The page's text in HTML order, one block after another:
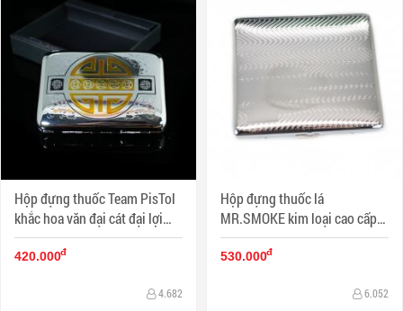
Hộp đựng thuốc Team PisTol
khắc hoa văn đại cát đại lợi
(loại 16 điếu)
420.000đ
4.682
Hộp đựng thuốc lá
MR.SMOKE kim loại cao cấp
kiểu gợn sóng (loại 9 điếu)
530.000đ
6.052